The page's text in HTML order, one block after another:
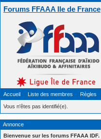
Forums FFAAA Ile de France
Accueil Liste des membres Règles
Vous n'êtes pas identifié(e).
Annonce
Bienvenue sur les forums FFAAA IDF.